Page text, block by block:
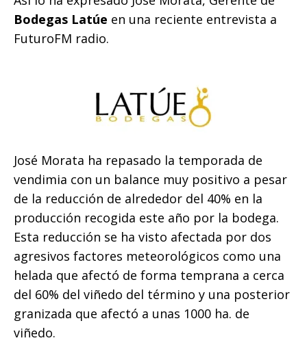
Bodegas Latúe en una reciente entrevista a
FuturoFM radio.
José Morata ha repasado la temporada de
vendimia con un balance muy positivo a pesar
de la reducción de alrededor del 40% en la
producción recogida este año por la bodega.
Esta reducción se ha visto afectada por dos
agresivos factores meteorológicos como una
helada que afectó de forma temprana a cerca
del 60% del viñedo del término y una posterior
granizada que afectó a unas 1000 ha. de
viñedo.